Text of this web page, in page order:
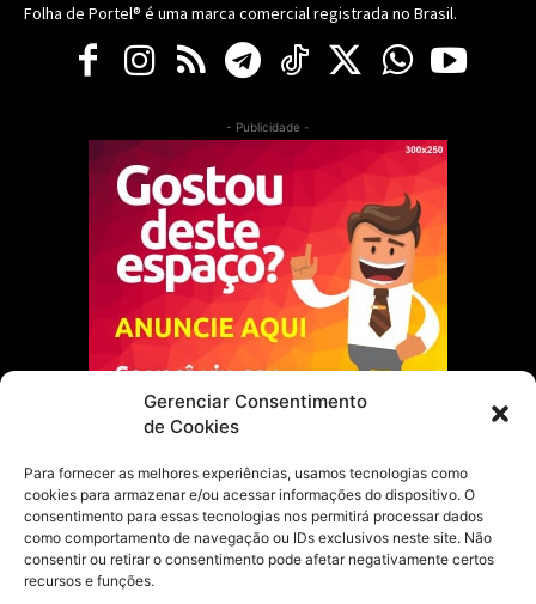
Gerenciar Consentimento
de Cookies
Para fornecer as melhores experiências, usamos tecnologias como
cookies para armazenar e/ou acessar informações do dispositivo. O
consentimento para essas tecnologias nos permitirá processar dados
como comportamento de navegação ou IDs exclusivos neste site. Não
consentir ou retirar o consentimento pode afetar negativamente certos
recursos e funções.
Folha de Portel® é uma marca comercial registrada no Brasil.
- Publicidade -
Escolha do Editor
Justiça Itinerante garante regularização
fundiária e casamento comunitário para
famílias em Portel